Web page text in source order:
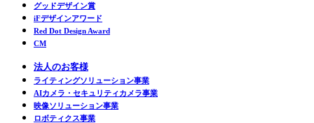
グッドデザイン賞
iFデザインアワード
Red Dot Design Award
CM
法人のお客様
ライティングソリューション事業
AIカメラ・セキュリティカメラ事業
映像ソリューション事業
ロボティクス事業